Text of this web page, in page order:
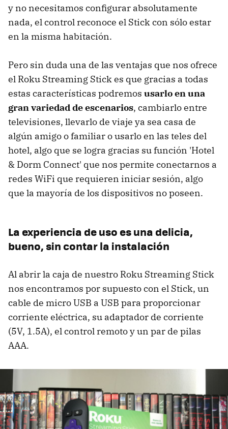
y no necesitamos configurar absolutamente
nada, el control reconoce el Stick con sólo estar
en la misma habitación.
Pero sin duda una de las ventajas que nos ofrece
el Roku Streaming Stick es que gracias a todas
estas características podremos usarlo en una
gran variedad de escenarios, cambiarlo entre
televisiones, llevarlo de viaje ya sea casa de
algún amigo o familiar o usarlo en las teles del
hotel, algo que se logra gracias su función 'Hotel
& Dorm Connect' que nos permite conectarnos a
redes WiFi que requieren iniciar sesión, algo
que la mayoría de los dispositivos no poseen.
La experiencia de uso es una delicia,
bueno, sin contar la instalación
Al abrir la caja de nuestro Roku Streaming Stick
nos encontramos por supuesto con el Stick, un
cable de micro USB a USB para proporcionar
corriente eléctrica, su adaptador de corriente
(5V, 1.5A), el control remoto y un par de pilas
AAA.